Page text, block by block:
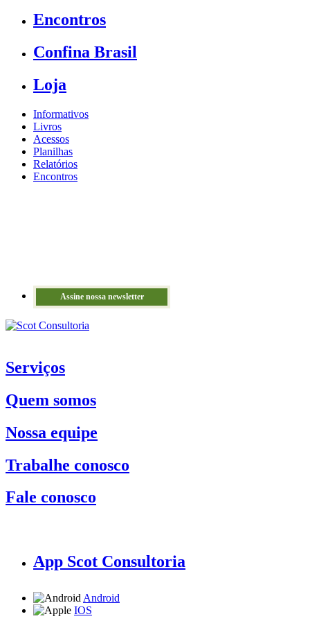
Encontros
Confina Brasil
Loja
Informativos
Livros
Acessos
Planilhas
Relatórios
Encontros
Assine nossa newsletter
Serviços
Quem somos
Nossa equipe
Trabalhe conosco
Fale conosco
App Scot Consultoria
Android
IOS